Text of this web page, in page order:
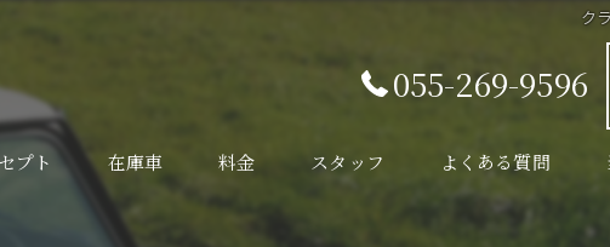
ク
055-269-9596
プト 在庫車 料金 スタッフ よくある質問